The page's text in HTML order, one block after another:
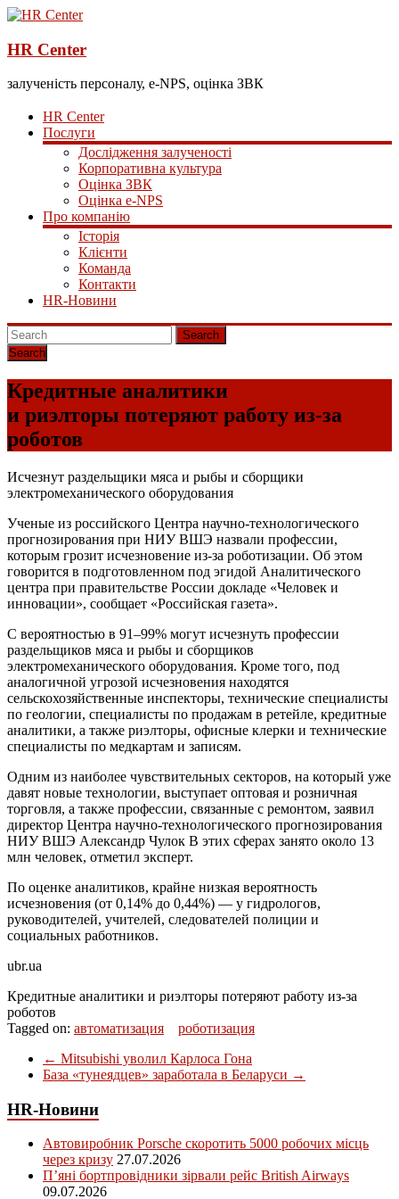
HR Center
залученість персоналу, e-NPS, оцінка ЗВК
HR Center
Послуги
Дослідження залученості
Корпоративна культура
Оцінка ЗВК
Оцінка e-NPS
Про компанію
Історія
Клієнти
Команда
Контакти
HR-Новини
Search
Кредитные аналитики
и риэлторы потеряют работу из-за
роботов
Исчезнут раздельщики мяса и рыбы и сборщики
электромеханического оборудования
Ученые из российского Центра научно-технологического
прогнозирования при НИУ ВШЭ назвали профессии,
которым грозит исчезновение из-за роботизации. Об этом
говорится в подготовленном под эгидой Аналитического
центра при правительстве России докладе «Человек и
инновации», сообщает «Российская газета».
С вероятностью в 91–99% могут исчезнуть профессии
раздельщиков мяса и рыбы и сборщиков
электромеханического оборудования. Кроме того, под
аналогичной угрозой исчезновения находятся
сельскохозяйственные инспекторы, технические специалисты
по геологии, специалисты по продажам в ретейле, кредитные
аналитики, а также риэлторы, офисные клерки и технические
специалисты по медкартам и записям.
Одним из наиболее чувствительных секторов, на который уже
давят новые технологии, выступает оптовая и розничная
торговля, а также профессии, связанные с ремонтом, заявил
директор Центра научно-технологического прогнозирования
НИУ ВШЭ Александр Чулок В этих сферах занято около 13
млн человек, отметил эксперт.
По оценке аналитиков, крайне низкая вероятность
исчезновения (от 0,14% до 0,44%) — у гидрологов,
руководителей, учителей, следователей полиции и
социальных работников.
ubr.ua
Кредитные аналитики и риэлторы потеряют работу из-за
роботов
Tagged on: автоматизация
роботизация
← Mitsubishi уволил Карлоса Гона
База «тунеядцев» заработала в Беларуси →
HR-Новини
Автовиробник Porsche скоротить 5000 робочих місць
через кризу 27.07.2026
П’яні бортпровідники зірвали рейс British Airways
09.07.2026